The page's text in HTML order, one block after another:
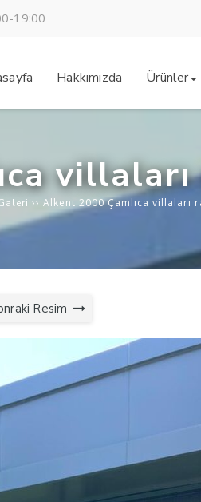
19:00
Hakkımızda Ürünler
›› Alkent 2000 Çamlıca villaları
Resim